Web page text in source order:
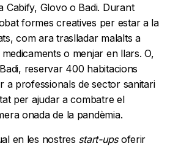
Cabify, Glovo o Badi. Durant
formes creatives per estar a la
com ara traslladar malalts a
o menjar en llars. O,
reservar 400 habitacions
a professionals de sector sanitari
per ajudar a combatre el
onada de la pandèmia.
en les nostres start-upsoferir